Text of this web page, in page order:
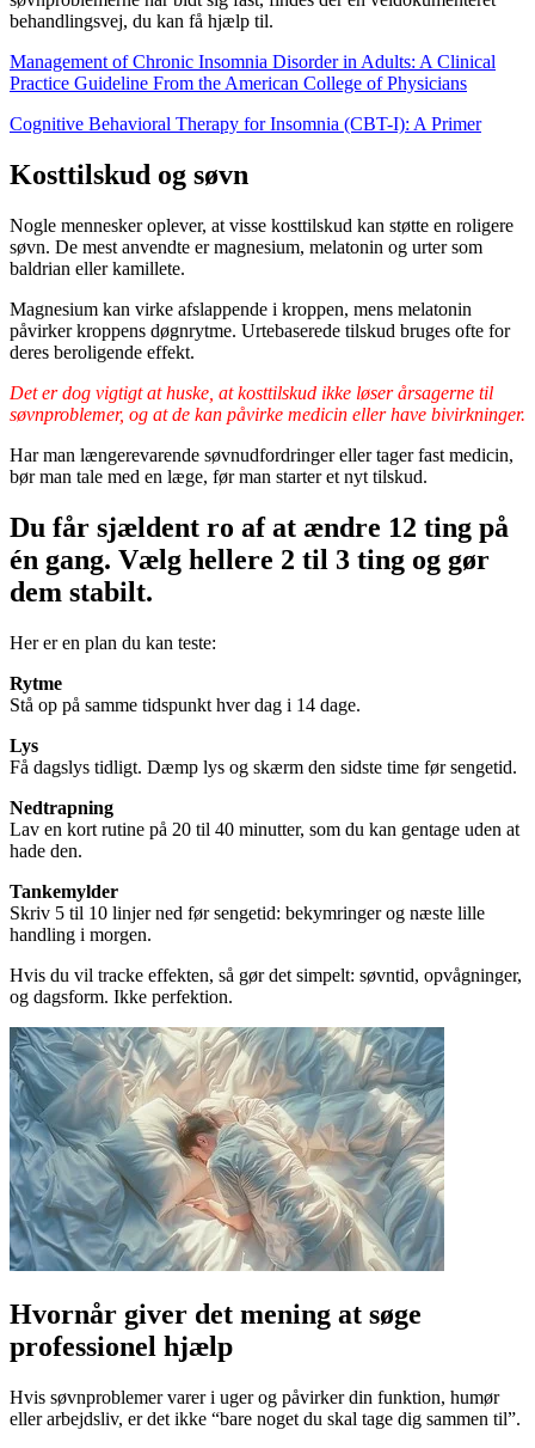
behandlingsvej, du kan få hjælp til.
Management of Chronic Insomnia Disorder in Adults: A Clinical
Practice Guideline From the American College of Physicians
Cognitive Behavioral Therapy for Insomnia (CBT-I): A Primer
Kosttilskud og søvn
Nogle mennesker oplever, at visse kosttilskud kan støtte en roligere
søvn. De mest anvendte er magnesium, melatonin og urter som
baldrian eller kamillete.
Magnesium kan virke afslappende i kroppen, mens melatonin
påvirker kroppens døgnrytme. Urtebaserede tilskud bruges ofte for
deres beroligende effekt.
Det er dog vigtigt at huske, at kosttilskud ikke løser årsagerne til
søvnproblemer, og at de kan påvirke medicin eller have bivirkninger.
Har man længerevarende søvnudfordringer eller tager fast medicin,
bør man tale med en læge, før man starter et nyt tilskud.
Du får sjældent ro af at ændre 12 ting på
én gang. Vælg hellere 2 til 3 ting og gør
dem stabilt.
Her er en plan du kan teste:
Rytme
Stå op på samme tidspunkt hver dag i 14 dage.
Lys
Få dagslys tidligt. Dæmp lys og skærm den sidste time før sengetid.
Nedtrapning
Lav en kort rutine på 20 til 40 minutter, som du kan gentage uden at
hade den.
Tankemylder
Skriv 5 til 10 linjer ned før sengetid: bekymringer og næste lille
handling i morgen.
Hvis du vil tracke effekten, så gør det simpelt: søvntid, opvågninger,
og dagsform. Ikke perfektion.
Hvornår giver det mening at søge
professionel hjælp
Hvis søvnproblemer varer i uger og påvirker din funktion, humør
eller arbejdsliv, er det ikke “bare noget du skal tage dig sammen til”.